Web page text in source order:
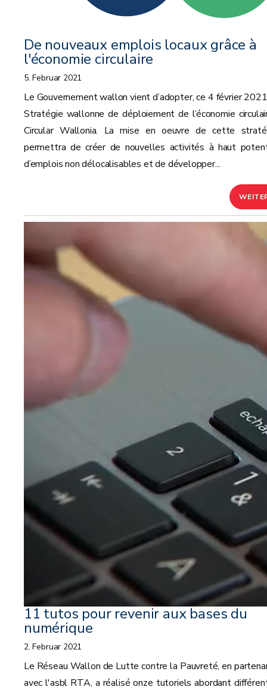
De nouveaux emplois locaux grâce à
l'économie circulaire
5. Februar 2021
Le Gouvernement wallon vient d’adopter, ce 4 février
Stratégie wallonne de déploiement de l’économie
Circular Wallonia. La mise en oeuvre de cette
permettra de créer de nouvelles activités à haut
d’emplois non délocalisables et de développer...
11 tutos pour revenir aux bases du
numérique
2. Februar 2021
Le Réseau Wallon de Lutte contre la Pauvreté, en
avec l'asbl RTA, a réalisé onze tutoriels abordant